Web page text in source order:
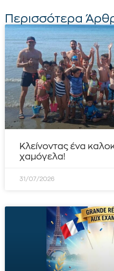
Περισσότερα
Κλείνοντας ένα
χαμόγελα!
31/07/2026